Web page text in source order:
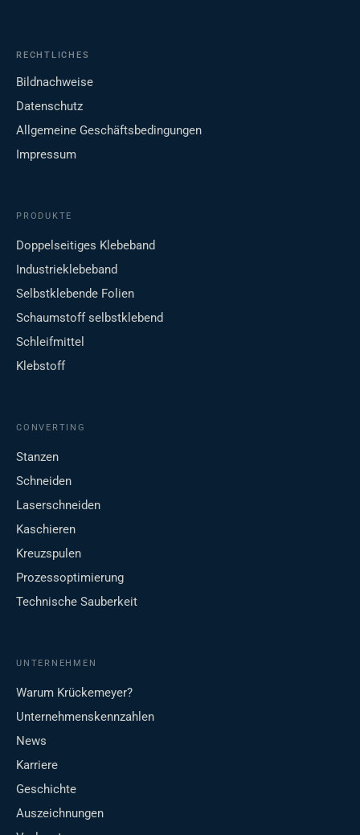
RECHTLICHES
Bildnachweise
Datenschutz
Allgemeine Geschäftsbedingungen
Impressum
PRODUKTE
Doppelseitiges Klebeband
Industrieklebeband
Selbstklebende Folien
Schaumstoff selbstklebend
Schleifmittel
Klebstoff
CONVERTING
Stanzen
Schneiden
Laserschneiden
Kaschieren
Kreuzspulen
Prozessoptimierung
Technische Sauberkeit
UNTERNEHMEN
Warum Krückemeyer?
Unternehmenskennzahlen
News
Karriere
Geschichte
Auszeichnungen